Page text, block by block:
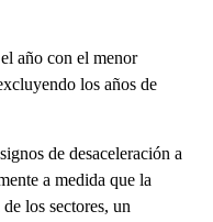
año con el menor
los años de
de desaceleración a
a medida que la
los sectores, un